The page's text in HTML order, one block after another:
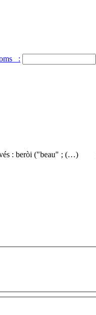
:
: beròi ("beau" ; (…)